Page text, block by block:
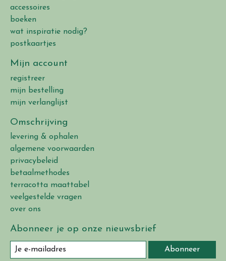
accessoires
boeken
wat inspiratie nodig?
postkaartjes
Mijn account
registreer
mijn bestelling
mijn verlanglijst
Omschrijving
levering & ophalen
algemene voorwaarden
privacybeleid
betaalmethodes
terracotta maattabel
veelgestelde vragen
over ons
Abonneer je op onze nieuwsbrief
Abonneer